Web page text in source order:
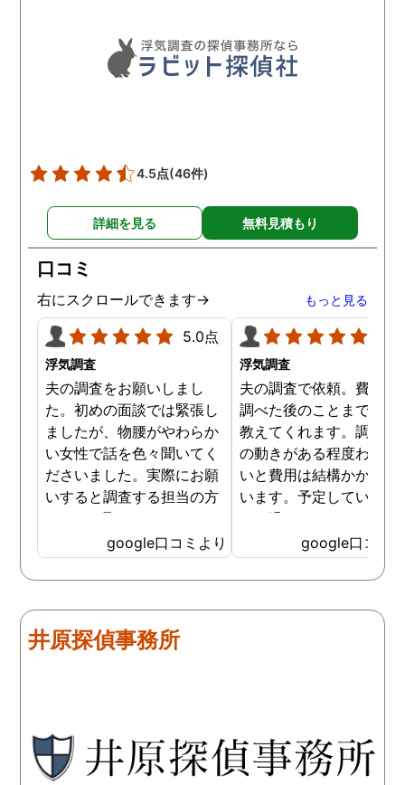
聞いて頂いたりと精神的に
も助かりました。 報告書や
調査の動画を見せてもらっ
ケアもしてもらったり色々
とお世話になりました！
4.5点(46件)
詳細を見る 無料見積もり
口コミ
右にスクロールできます→ もっと見る
5.0点
浮気調査
夫の調査をお願いしまし
た。初めの面談では緊張し
ましたが、物腰がやわらか
い女性で話を色々聞いてく
ださいました。実際にお願
いすると調査する担当の方
とのやり取りがメインで、
色々不安や心配な事の共有
をしてくれました。探偵の
方に依頼となると丸投げで
が、二人三脚で協力しあい
ながら、進めて行った感じ
と思います。思い切ってお
願いして良かったです。 こ
の度はありがとうございま
google口コミより
浮気調査
夫の調査で依頼。費用や
調べた後のことまで詳し
教えてくれます。調査対
の動きがある程度わから
いと費用は結構かかると
います。予定していた時
より過ぎてしまいました
が、そのまま調査してい
だき、しっかり証拠取れ
した。あ、もちろん過ぎ
調査が終わって今後どう
とうございました。
google口コミ
井原探偵事務所